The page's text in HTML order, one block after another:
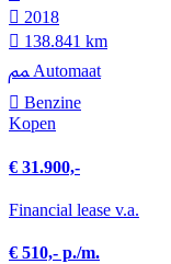
2018
138.841 km
Automaat
Benzine
Kopen
€ 31.900,-
Financial lease v.a.
€ 510,- p./m.